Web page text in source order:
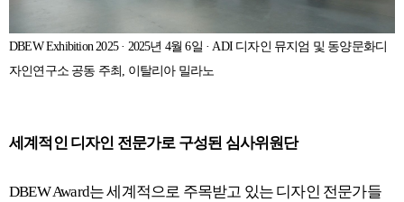
DBEW Exhibition 2025 · 2025년 4월 6일 · ADI 디자인 뮤지엄 및 동양문화디
자인연구소 공동 주최, 이탈리아 밀라노
세계적인 디자인 전문가로 구성된 심사위원단
DBEW Award는 세계적으로 주목받고 있는 디자인 전문가들